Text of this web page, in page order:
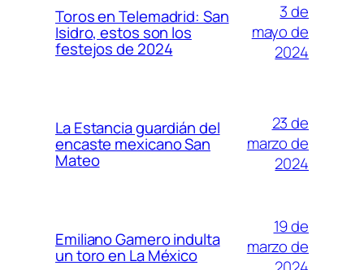
Toros en Telemadrid: San
Isidro, estos son los
festejos de 2024
3 de
mayo de
2024
La Estancia guardián del
encaste mexicano San
Mateo
23 de
marzo de
2024
Emiliano Gamero indulta
un toro en La México
19 de
marzo de